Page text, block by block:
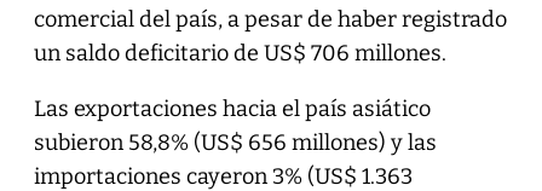
comercial del país, a pesar de haber registrado
un saldo deficitario de US$ 706 millones.
Las exportaciones hacia el país asiático
subieron 58,8% (US$ 656 millones) y las
importaciones cayeron 3% (US$ 1.363